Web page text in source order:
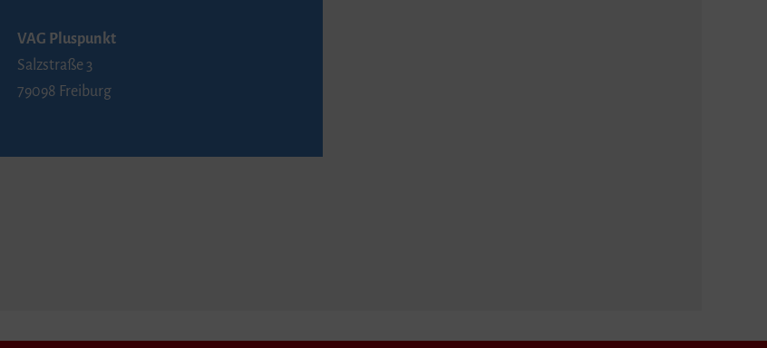
VAG Pluspunkt
Salzstraße 3
79098 Freiburg